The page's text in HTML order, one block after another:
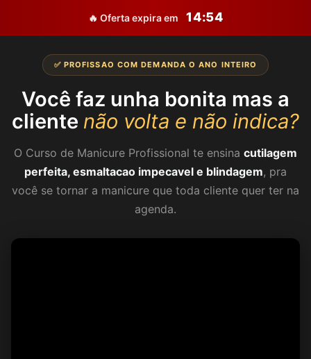
🔥 Oferta expira em 14:53
✅ PROFISSAO COM DEMANDA O ANO INTEIRO
Você faz unha bonita mas a
cliente não volta e não indica?
O Curso de Manicure Profissional te ensina cutilagem
perfeita, esmaltacao impecavel e blindagem, pra
você se tornar a manicure que toda cliente quer ter na
agenda.